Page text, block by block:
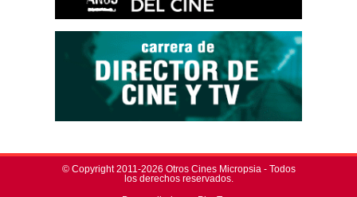
© Copyright 2011-2026 Otros Cines Micropsia - Todos
los derechos reservados.